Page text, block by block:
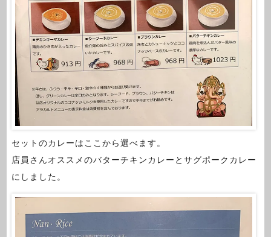
セットのカレーはここから選べます。
店員さんオススメのバターチキンカレーとサグポークカレー
にしました。